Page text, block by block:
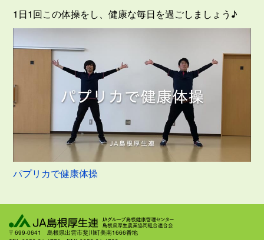
1日1回この体操をし、健康な毎日を過ごしましょう♪
パプリカで健康体操
〒699-0641 島根県出雲市斐川町美南1666番地